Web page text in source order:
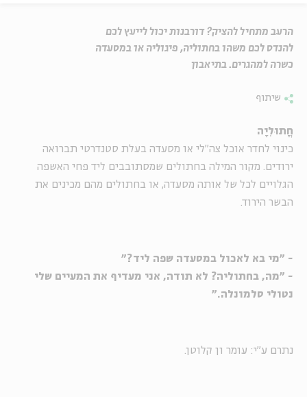
הרעב מתחיל להציק? דורבנות יכול לייעץ לכם
להנדס לכם משהו בחתוליה, פיגוליה או במסעדה
כשרה למהגרים. בתיאבון
שיתוף
חֳתוּלִיָה
כינוי לחדר אוכל צה"לי או מסעדה בעלת סטנדרטי תברואה
ירודים. מקור המילה בחתולים שמסתובבים ליד פחי האשפה
הגלויים לכל של אותה מסעדה, או בחתולים מהם מכינים את
הבשר הירוד.
- "מי בא לאכול במסעדה שפה ליד?"
- "מה, בחתוליה? לא תודה, אני מעדיף את המעיים שלי
נטולי סלמונלה."
נתרם ע"י: עומר ון קלוטן.